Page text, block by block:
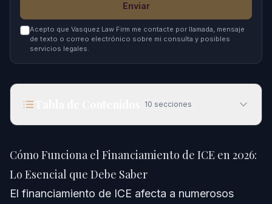
Enviar
Acepto que Vasquez Law Firm me contacte por llamada, mensaje
de texto o correo electrónico sobre mi consulta y posibles
servicios legales.
10 secciones
2026: Lo Esencial que Debe Saber
Respuesta Rápida
Lo Que Esto Significa Si Su Familiar Está Detenido
Cómo Funciona el Financiamiento de ICE en 2026:
Lo Esencial que Debe Saber
El financiamiento de ICE afecta a numerosos